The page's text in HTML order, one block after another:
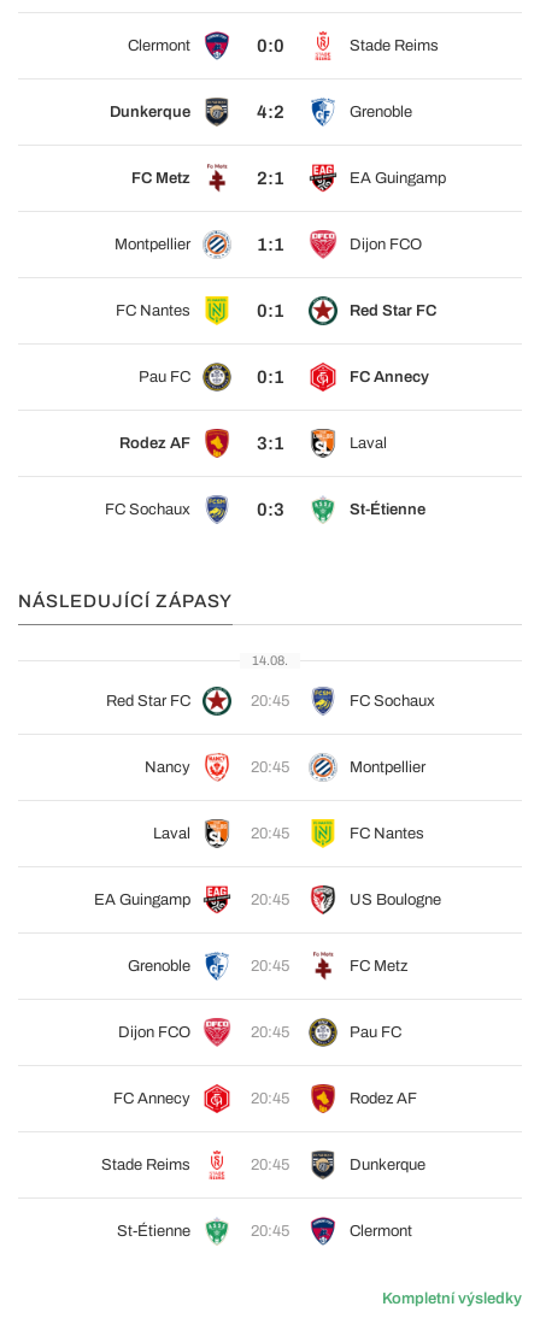
Clermont 0:0 Stade Reims
Dunkerque 4:2 Grenoble
FC Metz 2:1 EA Guingamp
Montpellier 1:1 Dijon FCO
FC Nantes 0:1 Red Star FC
Pau FC 0:1 FC Annecy
Rodez AF 3:1 Laval
FC Sochaux 0:3 St-Étienne
NÁSLEDUJÍCÍ ZÁPASY
14.08.
Red Star FC 20:45 FC Sochaux
Nancy 20:45 Montpellier
Laval 20:45 FC Nantes
EA Guingamp 20:45 US Boulogne
Grenoble 20:45 FC Metz
Dijon FCO 20:45 Pau FC
FC Annecy 20:45 Rodez AF
Stade Reims 20:45 Dunkerque
St-Étienne 20:45 Clermont
Kompletní výsledky